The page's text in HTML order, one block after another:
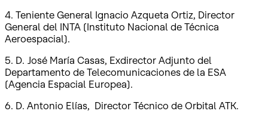
4. Teniente General Ignacio Azqueta Ortiz, Director
General del INTA (Instituto Nacional de Técnica
Aeroespacial).
5. D. José María Casas, Exdirector Adjunto del
Departamento de Telecomunicaciones de la ESA
(Agencia Espacial Europea).
6. D. Antonio Elías, Director Técnico de Orbital ATK.